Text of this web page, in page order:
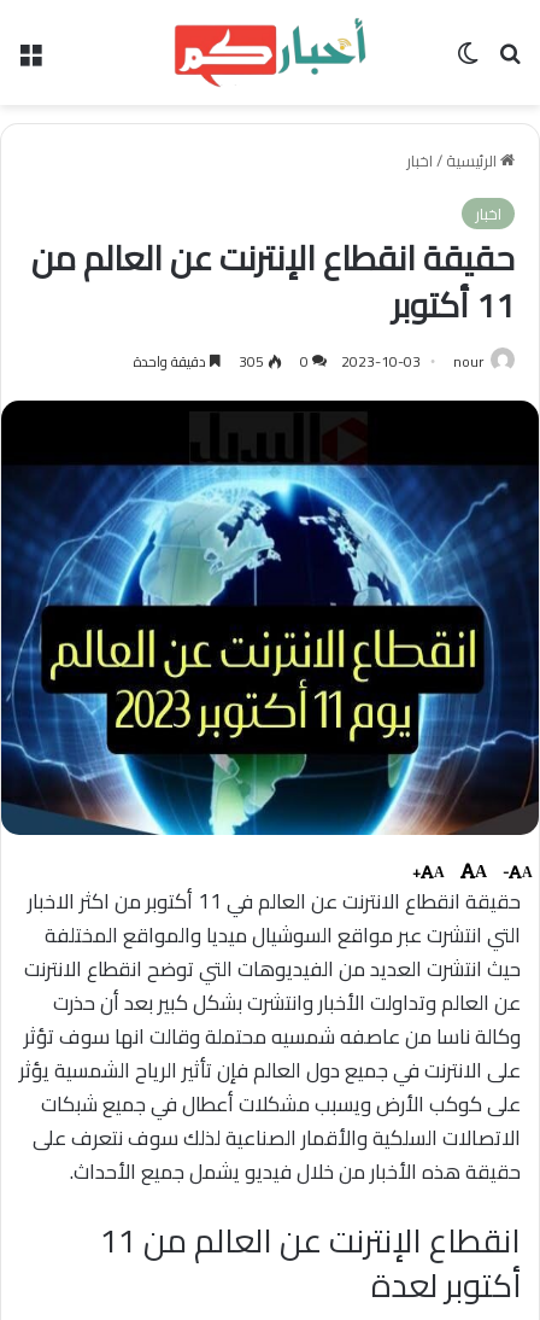
بحث عن الوضع المظلم
الرئيسية/اخبار
اخبار
حقيقة انقطاع الإنترنت عن العالم من
11 أكتوبر
nour
2023-10-03
0
305 دقيقة واحدة
A
-
A
A
+
حقيقة انقطاع الانترنت عن العالم في 11 أكتوبر من اكثر الاخبار
التي انتشرت عبر مواقع السوشيال ميديا والمواقع المختلفة
حيث انتشرت العديد من الفيديوهات التي توضح انقطاع الانترنت
عن العالم وتداولت الأخبار وانتشرت بشكل كبير بعد أن حذرت
وكالة ناسا من عاصفه شمسيه محتملة وقالت انها سوف تؤثر
على الانترنت في جميع دول العالم فإن تأثير الرياح الشمسية يؤثر
على كوكب الأرض ويسبب مشكلات أعطال في جميع شبكات
الاتصالات السلكية والأقمار الصناعية لذلك سوف نتعرف على
حقيقة هذه الأخبار من خلال فيديو يشمل جميع الأحداث.
انقطاع الإنترنت عن العالم من 11
أكتوبر لعدة